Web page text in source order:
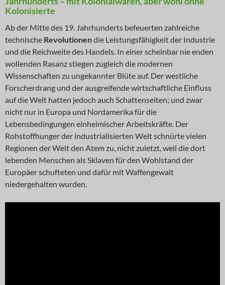
Kolonisierte
Ab der Mitte des 19. Jahrhunderts befeuerten zahlreiche
technische Revolutionendie Leistungsfähigkeit der Industrie
und die Reichweite des Handels. In einer scheinbar nie enden
wollenden Rasanz stiegen zugleich die modernen
Wissenschaften zu ungekannter Blüte auf. Der westliche
Forscherdrang und der ausgreifende wirtschaftliche Einfluss
auf die Welt hatten jedoch auch Schattenseiten; und zwar
nicht nur in Europa und Nordamerika für die
Lebensbedingungen einheimischer Arbeitskräfte. Der
Rohstoffhunger der industrialisierten Welt schnürte vielen
Regionen der Welt den Atem zu, nicht zuletzt, weil die dort
lebenden Menschen als Sklaven für den Wohlstand der
Europäer schufteten und dafür mit Waffengewalt
niedergehalten wurden.